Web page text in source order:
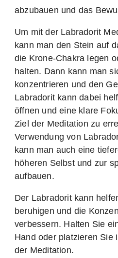
abzubauen und das
Um mit der Labradorit
kann man den Stein auf
die Krone-Chakra legen
halten. Dann kann man
konzentrieren und den
Labradorit kann dabei
öffnen und eine klare
Ziel der Meditation zu
Verwendung von
kann man auch eine
höheren Selbst und zur
aufbauen.
Der Labradorit kann
beruhigen und die
verbessern. Halten Sie
Hand oder platzieren Sie
der Meditation.